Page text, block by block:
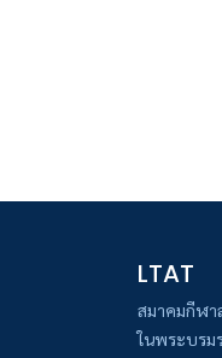
LTAT
สมาคมกีฬา
ในพระบรม